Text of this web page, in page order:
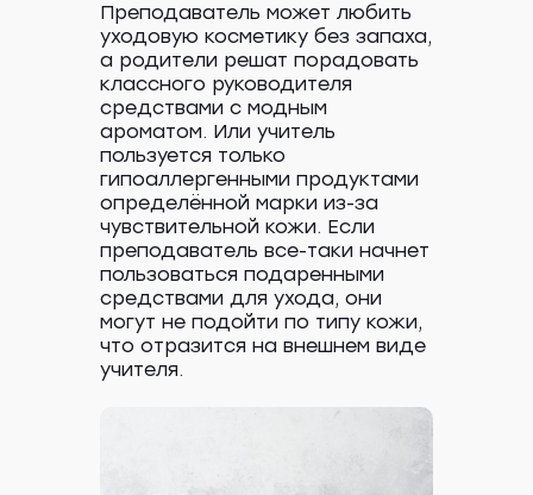
Преподаватель может любить
уходовую косметику без запаха,
а родители решат порадовать
классного руководителя
средствами с модным
ароматом. Или учитель
пользуется только
гипоаллергенными продуктами
определённой марки из-за
чувствительной кожи. Если
преподаватель все-таки начнет
пользоваться подаренными
средствами для ухода, они
могут не подойти по типу кожи,
что отразится на внешнем виде
учителя.